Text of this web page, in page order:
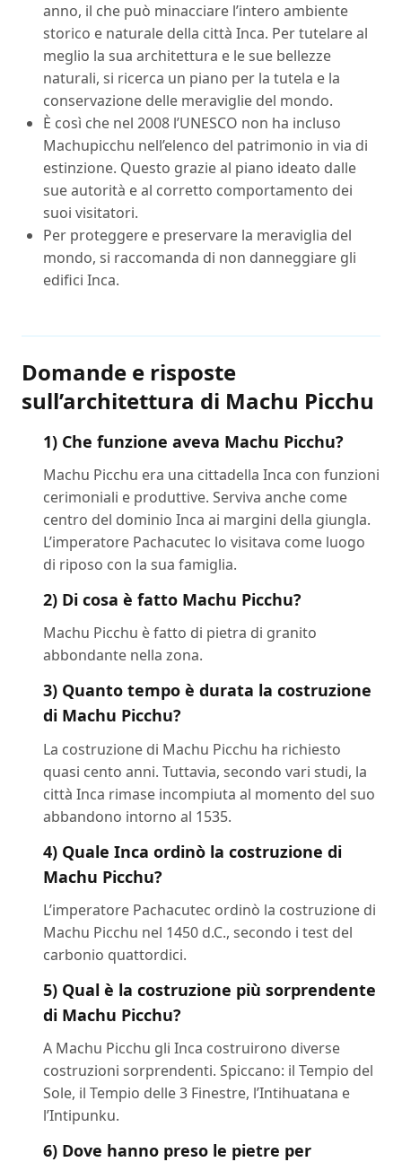
anno, il che può minacciare l’intero ambiente
storico e naturale della città Inca. Per tutelare al
meglio la sua architettura e le sue bellezze
naturali, si ricerca un piano per la tutela e la
conservazione delle meraviglie del mondo.
È così che nel 2008 l’UNESCO non ha incluso
Machupicchu nell’elenco del patrimonio in via di
estinzione. Questo grazie al piano ideato dalle
sue autorità e al corretto comportamento dei
suoi visitatori.
Per proteggere e preservare la meraviglia del
mondo, si raccomanda di non danneggiare gli
edifici Inca.
Domande e risposte
sull’architettura di Machu Picchu
1) Che funzione aveva Machu Picchu?
Machu Picchu era una cittadella Inca con funzioni
cerimoniali e produttive. Serviva anche come
centro del dominio Inca ai margini della giungla.
L’imperatore Pachacutec lo visitava come luogo
di riposo con la sua famiglia.
2) Di cosa è fatto Machu Picchu?
Machu Picchu è fatto di pietra di granito
abbondante nella zona.
3) Quanto tempo è durata la costruzione
di Machu Picchu?
La costruzione di Machu Picchu ha richiesto
quasi cento anni. Tuttavia, secondo vari studi, la
città Inca rimase incompiuta al momento del suo
abbandono intorno al 1535.
4) Quale Inca ordinò la costruzione di
Machu Picchu?
L’imperatore Pachacutec ordinò la costruzione di
Machu Picchu nel 1450 d.C., secondo i test del
carbonio quattordici.
5) Qual è la costruzione più sorprendente
di Machu Picchu?
A Machu Picchu gli Inca costruirono diverse
costruzioni sorprendenti. Spiccano: il Tempio del
Sole, il Tempio delle 3 Finestre, l’Intihuatana e
l’Intipunku.
6) Dove hanno preso le pietre per